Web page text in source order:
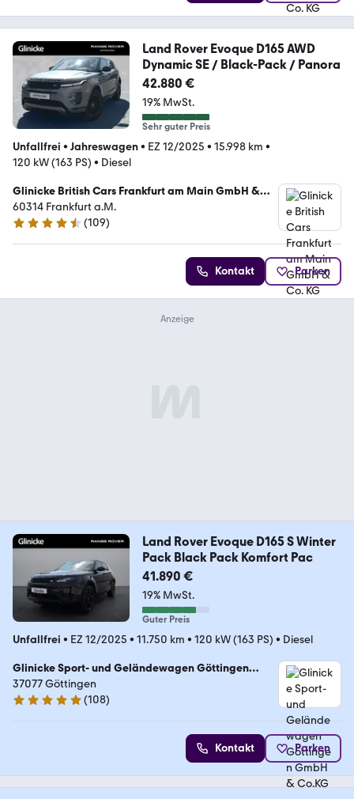
Land Rover Evoque D165 AWD
Dynamic SE / Black-Pack / Panora
42.880 €
19% MwSt.
Sehr guter Preis
Unfallfrei • Jahreswagen• EZ 12/2025 • 15.998 km •
120 kW (163 PS) • Diesel
Glinicke British Cars Frankfurt am Main GmbH &
Co. KG
60314 Frankfurt a.M.
4.5 Sterne
(109)
Kontakt Parken
Land Rover Evoque D165 S Winter
Pack Black Pack Komfort Pac
41.890 €
19% MwSt.
Guter Preis
Unfallfrei • EZ 12/2025 • 11.750 km • 120 kW (163 PS) • Diesel
Glinicke Sport- und Geländewagen Göttingen
GmbH & Co.KG
37077 Göttingen
4.9 Sterne
(108)
Kontakt Parken